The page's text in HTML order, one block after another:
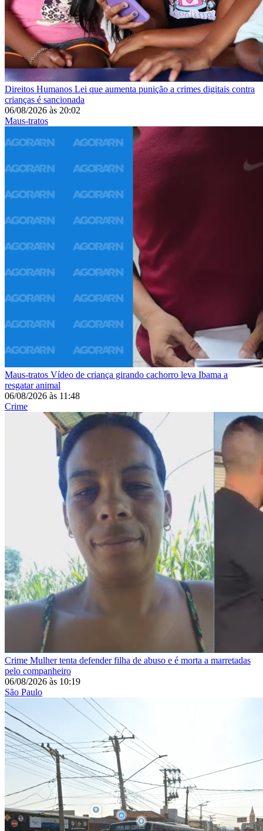
Direitos Humanos Lei que aumenta punição a crimes digitais contra
crianças é sancionada
06/08/2026 às 20:02
Maus-tratos
Maus-tratos Vídeo de criança girando cachorro leva Ibama a
resgatar animal
06/08/2026 às 11:48
Crime
Crime Mulher tenta defender filha de abuso e é morta a marretadas
pelo companheiro
06/08/2026 às 10:19
São Paulo